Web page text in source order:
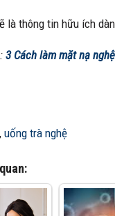
là thông tin hữu ích
3 Cách làm mặt nạ
uống trà nghệ